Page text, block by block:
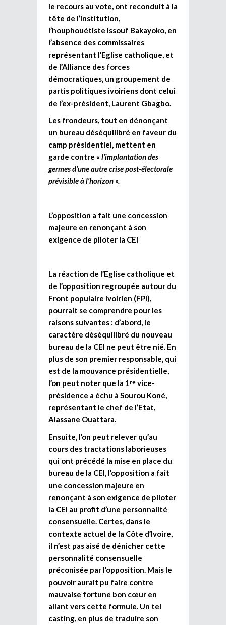
le recours au vote, ont reconduit à la
tête de l’institution,
l’houphouétiste Issouf Bakayoko, en
l’absence des commissaires
représentant l’Eglise catholique, et
de l’Alliance des forces
démocratiques, un groupement de
partis politiques ivoiriens dont celui
de l’ex-président, Laurent Gbagbo.
Les frondeurs, tout en dénonçant
un bureau déséquilibré en faveur du
camp présidentiel, mettent en
garde contre « l’implantation des
germes d’une autre crise post-électorale
prévisible à l’horizon ».
L’opposition a fait une concession
majeure en renonçant à son
exigence de piloter la CEI
La réaction de l’Eglise catholique et
de l’opposition regroupée autour du
Front populaire ivoirien (FPI),
pourrait se comprendre pour les
raisons suivantes : d’abord, le
caractère déséquilibré du nouveau
bureau de la CEI ne peut être nié. En
plus de son premier responsable, qui
est de la mouvance présidentielle,
l’on peut noter que la 1 re vice-
présidence a échu à Sourou Koné,
représentant le chef de l’Etat,
Alassane Ouattara.
Ensuite, l’on peut relever qu’au
cours des tractations laborieuses
qui ont précédé la mise en place du
bureau de la CEI, l’opposition a fait
une concession majeure en
renonçant à son exigence de piloter
la CEI au profit d’une personnalité
consensuelle. Certes, dans le
contexte actuel de la Côte d’Ivoire,
il n’est pas aisé de dénicher cette
personnalité consensuelle
préconisée par l’opposition. Mais le
pouvoir aurait pu faire contre
mauvaise fortune bon cœur en
allant vers cette formule. Un tel
casting, en plus de traduire son